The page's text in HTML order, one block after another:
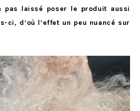
pas laissé poser le produit aussi
ci, d’où l’effet un peu nuancé sur